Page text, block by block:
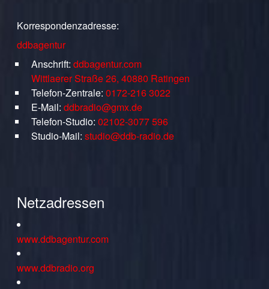
Korrespondenzadresse:
ddbagentur
Anschrift: ddbagentur.com
Wittlaerer Straße 26, 40880 Ratingen
Telefon-Zentrale: 0172-216 3022
E-Mail: ddbradio@gmx.de
Telefon-Studio: 02102-3077 596
Studio-Mail: studio@ddb-radio.de
Netzadressen
www.ddbagentur.com
www.ddbradio.org